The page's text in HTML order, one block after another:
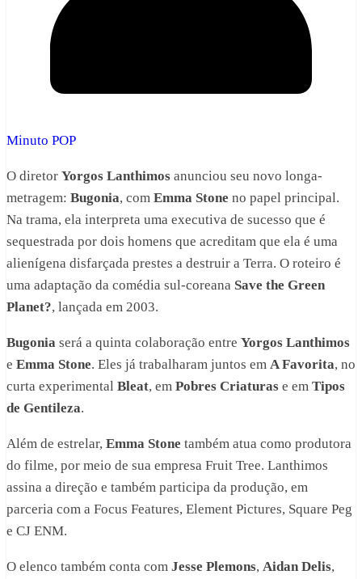
Minuto POP
O diretor Yorgos Lanthimos anunciou seu novo longa-
metragem: Bugonia, com Emma Stone no papel principal.
Na trama, ela interpreta uma executiva de sucesso que é
sequestrada por dois homens que acreditam que ela é uma
alienígena disfarçada prestes a destruir a Terra. O roteiro é
uma adaptação da comédia sul-coreana Save the Green
Planet?, lançada em 2003.
Bugonia será a quinta colaboração entre Yorgos Lanthimos
e Emma Stone. Eles já trabalharam juntos em A Favorita, no
curta experimental Bleat, em Pobres Criaturas e em Tipos
de Gentileza.
Além de estrelar, Emma Stone também atua como produtora
do filme, por meio de sua empresa Fruit Tree. Lanthimos
assina a direção e também participa da produção, em
parceria com a Focus Features, Element Pictures, Square Peg
e CJ ENM.
O elenco também conta com Jesse Plemons, Aidan Delis,